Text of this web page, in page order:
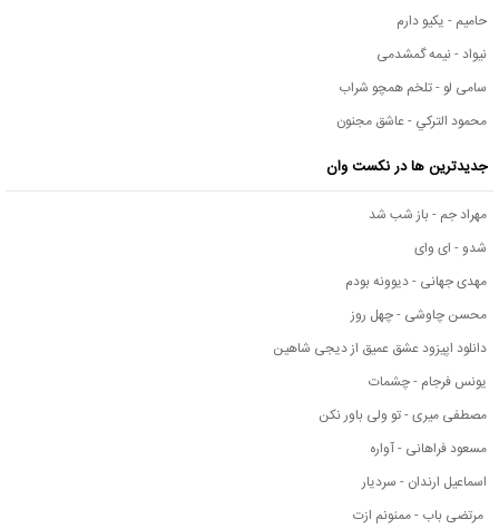
حامیم - یکیو دارم
نیواد - نیمه گمشدمی
سامی لو - تلخم همچو شراب
محمود التركي - عاشق مجنون
جدیدترین ها در نکست وان
مهراد جم - باز شب شد
شدو - ای وای
مهدی جهانی - دیوونه بودم
محسن چاوشی - چهل روز
دانلود اپیزود عشق عمیق از دیجی شاهین
یونس فرجام - چشمات
مصطفی میری - تو ولی باور نکن
مسعود فراهانی - آواره
اسماعیل ارندان - سردیار
مرتضی باب - ممنونم ازت